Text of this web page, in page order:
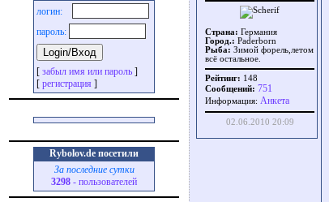
логин:
пароль:
[ забыл имя или пароль ]
[ регистрация ]
Rybolov.de посетили
За последние сутки
3298 - пользователей
Страна: Германия
Город.: Paderborn
Рыба: Зимой форель,летом
всё остальное.
Рейтинг: 148
Сообщений: 751
Информация: Aнкета
02.06.2010 20:09